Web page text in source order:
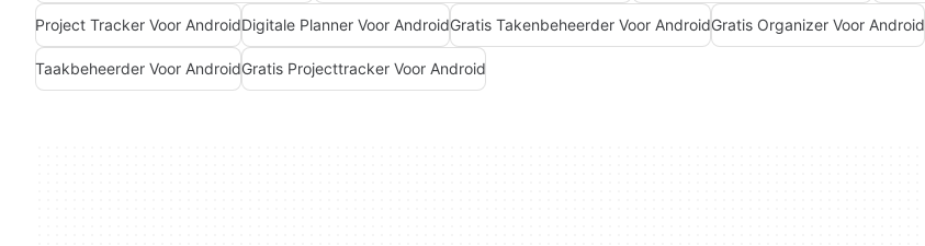
Project Tracker Voor AndroidDigitale Planner Voor AndroidGratis Takenbeheerder Voor AndroidGratis Organizer Voor Android
Taakbeheerder Voor AndroidGratis Projecttracker Voor Android